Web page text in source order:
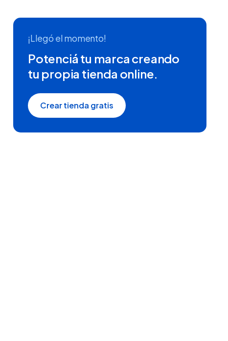
¡Llegó el momento!
Potenciá tu marca creando
tu propia tienda online.
Crear tienda gratis